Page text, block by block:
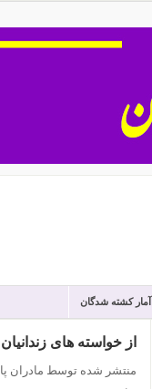
آمار کشته شدگان
از خواسته های
منتشر شده توسط مادران